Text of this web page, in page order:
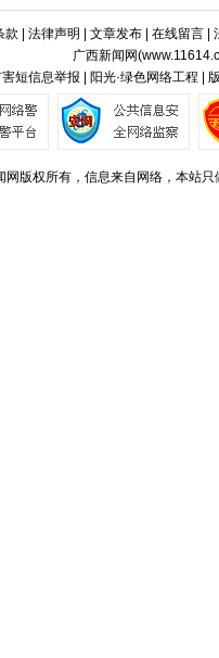
款 法律声明 文章发布| 在线留言|
广西新闻网(
短信息举报 | 阳光·绿色网络工程 |
网版权所有，信息来自网络，本站